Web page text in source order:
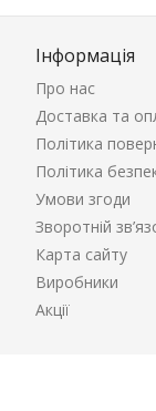
Інформація
Про нас
Доставка та
Політика
Політика
Умови згоди
Зворотній
Карта сайту
Виробники
Акції